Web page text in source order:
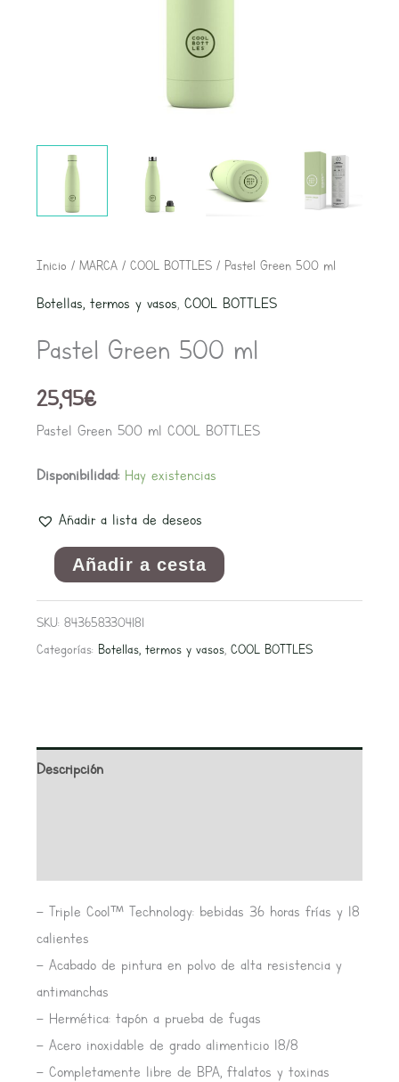
Inicio / MARCA/ COOL BOTTLES/ Pastel Green 500 ml
Botellas, termos y vasos, COOL BOTTLES
Pastel Green 500 ml
25,95€
Pastel Green 500 ml COOL BOTTLES
Disponibilidad: Hay existencias
Añadir a lista de deseos
Pastel
ml
Añadir a cesta
SKU: 8436583304181
Categorías: Botellas, termos y vasos, COOL BOTTLES
Descripción
– Triple Cool™ Technology: bebidas 36 horas frías y 18
calientes
– Acabado de pintura en polvo de alta resistencia y
antimanchas
– Hermética: tapón a prueba de fugas
– Acero inoxidable de grado alimenticio 18/8
– Completamente libre de BPA, ftalatos y toxinas